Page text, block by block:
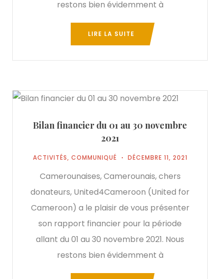
restons bien évidemment à
LIRE LA SUITE
Bilan financier du 01 au 30 novembre
2021
ACTIVITÉS, COMMUNIQUÉ DÉCEMBRE 11, 2021
Camerounaises, Camerounais, chers
donateurs, United4Cameroon (United for
Cameroon) a le plaisir de vous présenter
son rapport financier pour la période
allant du 01 au 30 novembre 2021. Nous
restons bien évidemment à